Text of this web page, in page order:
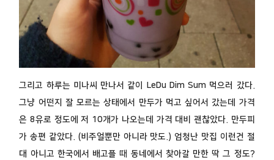
그리고 하루는 미나씨 만나서 같이 LeDu Dim Sum 먹으러 갔다.
그냥 어떤지 잘 모르는 상태에서 만두가 먹고 싶어서 갔는데 가격
은 8유로 정도에 저 10개가 나오는데 가격 대비 괜찮았다. 만두피
가 송편 같았다. (비주얼뿐만 아니라 맛도.) 엄청난 맛집 이런건 절
대 아니고 한국에서 배고플 때 동네에서 찾아갈 만한 딱 그 정도?